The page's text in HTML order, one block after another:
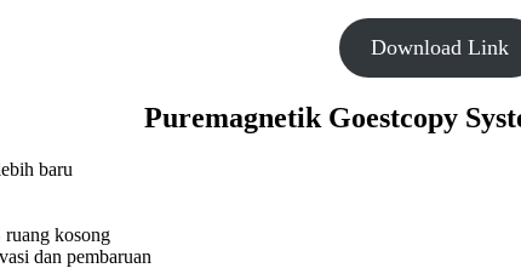
Download Link
Puremagnetik Goestcopy
baru
kosong
dan pembaruan